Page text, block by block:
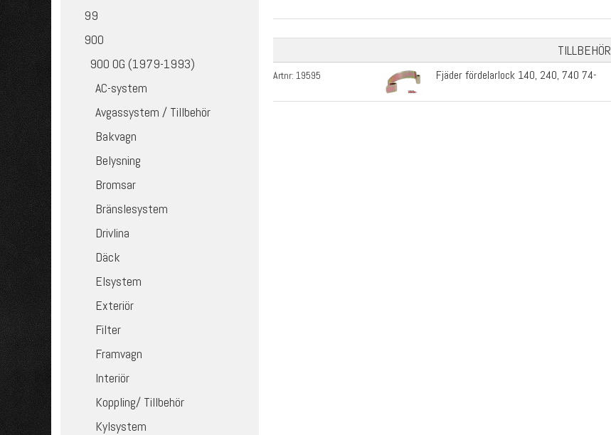
99
900
900 OG (1979-1993)
AC-system
Avgassystem / Tillbehör
Bakvagn
Belysning
Bromsar
Bränslesystem
Drivlina
Däck
Elsystem
Exteriör
Filter
Framvagn
Interiör
Koppling/ Tillbehör
Kylsystem
TILLBEHÖR
Artnr:19595 Fjäder fördelarlock 140, 240, 740 74-